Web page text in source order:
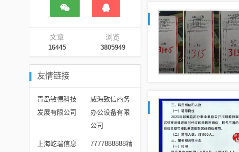
文章
16445
浏览
3805949
友情链接
青岛敏德科技
发展有限公司
威海致信商务
办公设备有限
公司
上海屹瑞信息
7777888888精